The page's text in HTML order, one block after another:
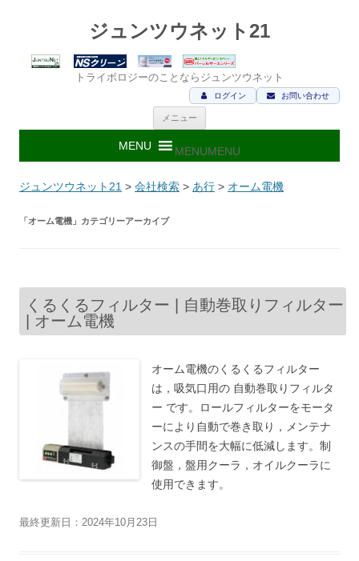
ジュンツウネット21
トライボロジーのことならジュンツウネット
お問い合わせ
ログイン
メニュー
ン
ツ
ス
キ
MENUMENU
ジュンツウネット21 > 会社検索 > あ行 > オーム電機
「 オーム電機 」カテゴリーアーカイブ
くるくるフィルター | 自動巻取りフィルター
| オーム電機
オーム電機のくるくるフィルター
は，吸気口用の 自動巻取りフィルタ
ー です。ロールフィルターをモータ
ーにより自動で巻き取り，メンテナ
ンスの手間を大幅に低減します。制
御盤，盤用クーラ，オイルクーラに
使用できます。
最終更新日：2024年10月23日